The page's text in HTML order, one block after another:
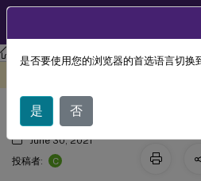
工作区环境管理 Workspace
策略和配置文件
June 30, 2021
投稿者:
C
是否要使用您的浏览器的首选语言切换
是 否